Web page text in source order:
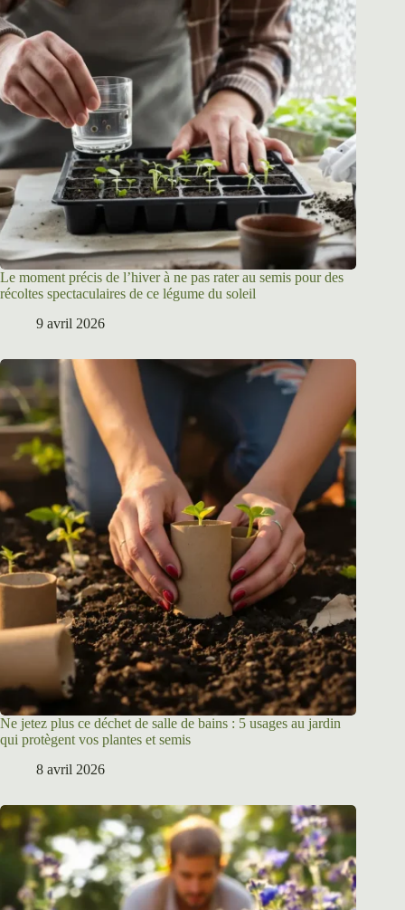
Le moment précis de l’hiver à ne pas rater au semis pour des
récoltes spectaculaires de ce légume du soleil
9 avril 2026
Ne jetez plus ce déchet de salle de bains : 5 usages au jardin
qui protègent vos plantes et semis
8 avril 2026